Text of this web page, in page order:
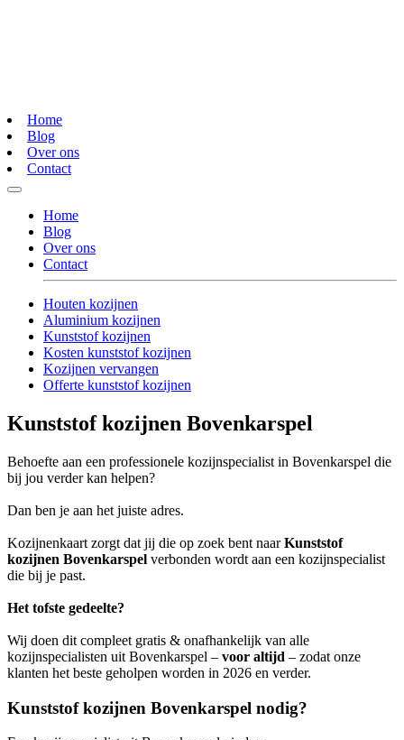
Home
Blog
Over ons
Contact
Home
Blog
Over ons
Contact
Houten kozijnen
Aluminium kozijnen
Kunststof kozijnen
Kosten kunststof kozijnen
Kozijnen vervangen
Offerte kunststof kozijnen
Kunststof kozijnen Bovenkarspel
Behoefte aan een professionele kozijnspecialist in Bovenkarspel die
bij jou verder kan helpen?
Dan ben je aan het juiste adres.
Kozijnenkaart zorgt dat jij die op zoek bent naarKunststof
kozijnen Bovenkarspel verbonden wordt aan een kozijnspecialist
die bij je past.
Het tofste gedeelte?
Wij doen dit compleet gratis & onafhankelijk van alle
kozijnspecialisten uit Bovenkarspel – voor altijd – zodat onze
klanten het beste geholpen worden in 2026 en verder.
Kunststof kozijnen Bovenkarspel nodig?